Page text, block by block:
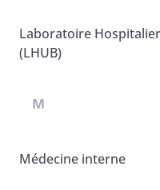
Laboratoire
(LHUB)
M
Médecine interne